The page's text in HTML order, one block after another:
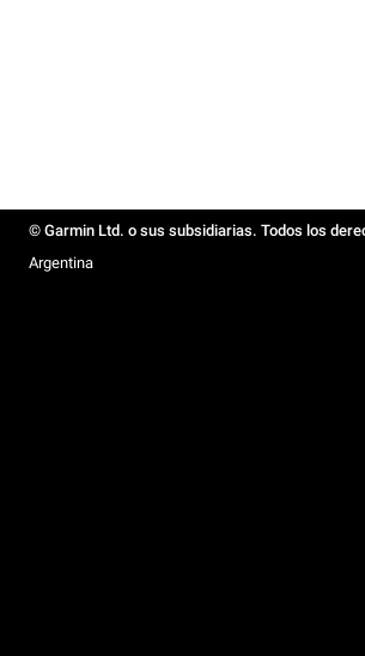
© Garmin Ltd. o sus subsidiarias. Todos los
Argentina